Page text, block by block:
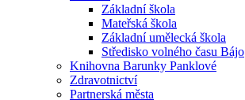
Základní škola
Mateřská škola
Základní umělecká škola
Středisko volného času Bájo
Knihovna Barunky Panklové
Zdravotnictví
Partnerská města